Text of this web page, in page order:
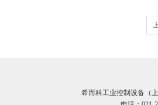
希而科工业控制设备（